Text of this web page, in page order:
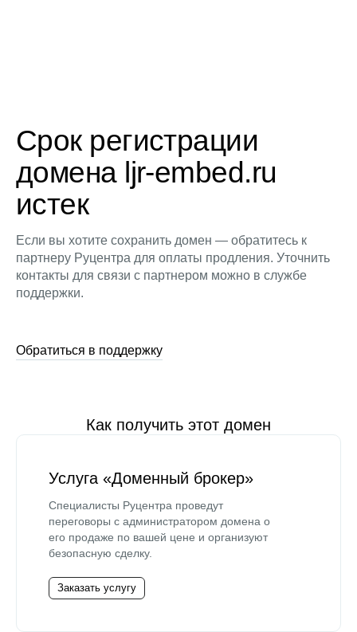
Срок регистрации
домена ljr-embed.ru
истек
Если вы хотите сохранить домен — обратитесь к
партнеру Руцентра для оплаты продления. Уточнить
контакты для связи с партнером можно в службе
поддержки.
Обратиться в поддержку
Как получить этот домен
Услуга «Доменный брокер»
Специалисты Руцентра проведут
переговоры с администратором домена о
его продаже по вашей цене и организуют
безопасную сделку.
Заказать услугу